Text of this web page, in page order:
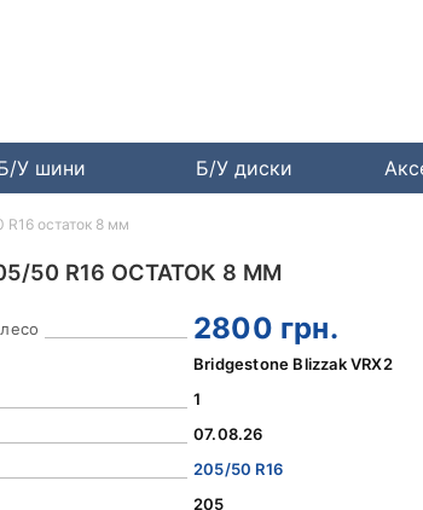
У шини Б/У диски
50 R16 ОСТАТОК 8 ММ
2800 грн.
Bridgestone Blizzak VRX2
1
07.08.26
205/50 R16
205
остаток 8 мм